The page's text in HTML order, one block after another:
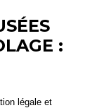
:
légale et